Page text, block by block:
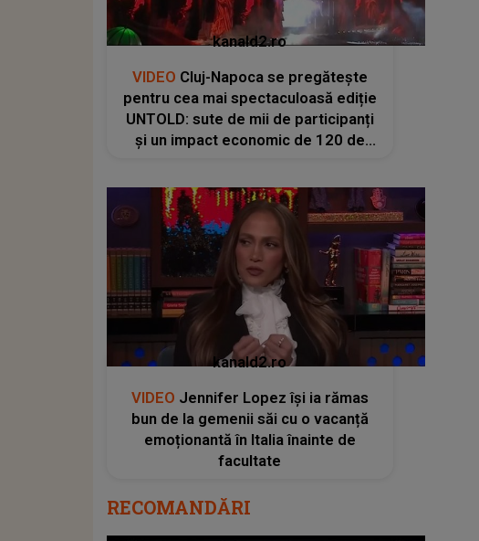
kanald2.ro
VIDEO Cluj-Napoca se pregătește
pentru cea mai spectaculoasă ediție
UNTOLD: sute de mii de participanți
și un impact economic de 120 de
kanald2.ro
VIDEO Jennifer Lopez își ia rămas
bun de la gemenii săi cu o vacanță
emoționantă în Italia înainte de
facultate
RECOMANDĂRI